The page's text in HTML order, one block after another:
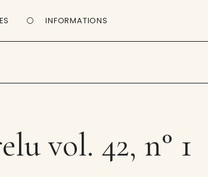
INFORMATIONS
vol. 42, n° 1